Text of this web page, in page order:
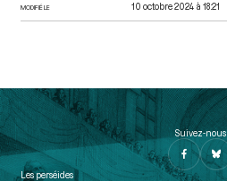
MODIFIÉ LE 10 octobre 2024 à 18:21
Suivez-nous
Les perséides